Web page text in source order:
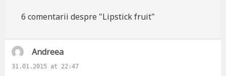
6 comentarii despre "Lipstick fruit"
Andreeas
a
31.01.2015 at 22:47